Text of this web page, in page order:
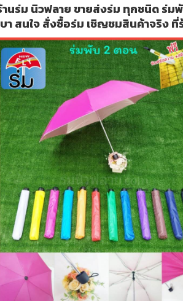
านร่ม นิวฟลาย ขายส่งร่ม ทุกชนิด ร่
า สนใจ สั่งซื้อร่ม เชิญชมสินค้าจริง ที่